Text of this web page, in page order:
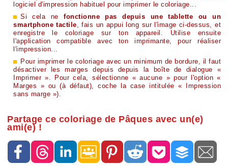
logiciel d'impression habituel pour imprimer le coloriage...
Si cela ne fonctionne pas depuis une tablette ou un
smartphone tactile, fais un appui long sur l'image ci-dessus, et
enregistre le coloriage sur ton appareil. Utilise ensuite
l'application compatible avec ton imprimante, pour réaliser
l'impression...
Pour imprimer le coloriage avec un minimum de bordure, il faut
désactiver les marges depuis depuis la boîte de dialogue «
Imprimer ». Pour cela, sélectionne « aucune » pour l'option «
Marges » ou (à défaut), coche la case intitulée « Impression
sans marge »).
Partage ce coloriage de Pâques avec un(e)
ami(e) !